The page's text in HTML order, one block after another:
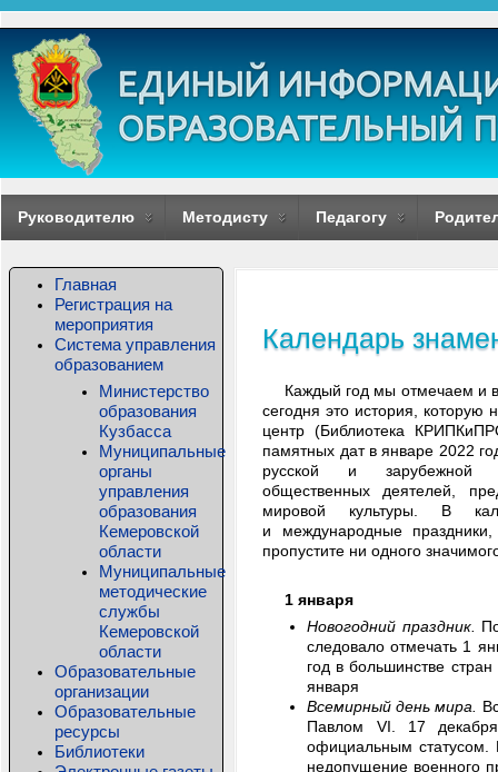
Руководителю Методисту Педагогу
Главная
Регистрация на
мероприятия
Система управления
образованием
Министерство
образования
Кузбасса
Муниципальные
органы
управления
образования
Кемеровской
области
Муниципальные
методические
службы
Кемеровской
области
Образовательные
организации
Образовательные
ресурсы
Библиотеки
Календарь
Каждый год мы отмечаем и
сегодня это история,
центр (Библиотека
памятных дат в январе 2022
русской и зарубежной
общественных деятелей,
мировой культуры. В
и международные
пропустите ни одного
1 января
Новогодний праздник.
следовало отмечать 1
год в большинстве
января
Всемирный день мира.
Павлом VI. 17
официальным статусом.
недопущение военного